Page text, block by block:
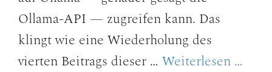
Ollama-API — zugreifen kann. Das
klingt wie eine Wiederholung des
vierten Beitrags dieser … Weiterlesen …